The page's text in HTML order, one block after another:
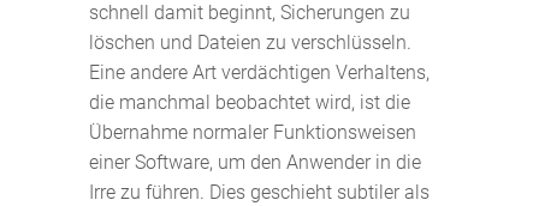
schnell damit beginnt, Sicherungen zu
löschen und Dateien zu verschlüsseln.
Eine andere Art verdächtigen Verhaltens,
die manchmal beobachtet wird, ist die
Übernahme normaler Funktionsweisen
einer Software, um den Anwender in die
Irre zu führen. Dies geschieht subtiler als